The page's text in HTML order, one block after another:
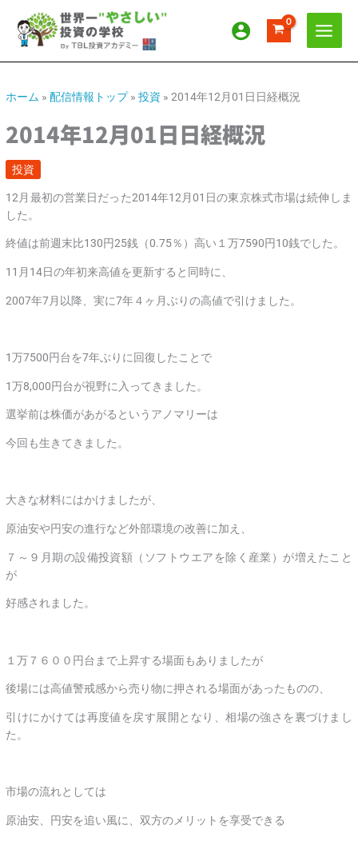
ス
ッホーム »配信情報トップ»投資 »2014年12月01日日経概況
2014年12月01日日経概況
投資
12月最初の営業日だった2014年12月01日の東京株式市場は続伸しま
した。
終値は前週末比130円25銭（0.75％）高い１万7590円10銭でした。
11月14日の年初来高値を更新すると同時に、
2007年7月以降、実に7年４ヶ月ぶりの高値で引けました。
1万7500円台を7年ぶりに回復したことで
1万8,000円台が視野に入ってきました。
選挙前は株価があがるというアノマリーは
今回も生きてきました。
大きな材料にはかけましたが、
原油安や円安の進行など外部環境の改善に加え、
７～９月期の設備投資額（ソフトウエアを除く産業）が増えたこと
が
好感されました。
１万７６００円台まで上昇する場面もありましたが
後場には高値警戒感から売り物に押される場面があったものの、
引けにかけては再度値を戻す展開となり、相場の強さを裏づけまし
た。
市場の流れとしては
原油安、円安を追い風に、双方のメリットを享受できる
ー
ブ
テ
ー